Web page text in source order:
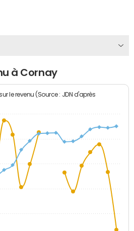
à Cornay
le revenu (Source : JDN d'après